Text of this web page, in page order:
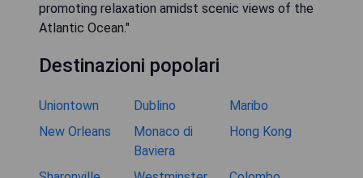
promoting relaxation amidst scenic views of the
Atlantic Ocean."
Destinazioni popolari
Uniontown Dublino
Maribo
New Orleans
Monaco di
Baviera
Hong Kong